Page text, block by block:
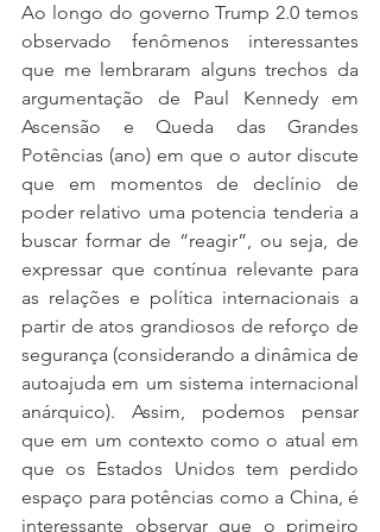
Ao longo do governo Trump 2.0 temos
observado fenômenos interessantes
que me lembraram alguns trechos da
argumentação de Paul Kennedy em
Ascensão e Queda das Grandes
Potências (ano) em que o autor discute
que em momentos de declínio de
poder relativo uma potencia tenderia a
buscar formar de “reagir”, ou seja, de
expressar que contínua relevante para
as relações e política internacionais a
partir de atos grandiosos de reforço de
segurança (considerando a dinâmica de
autoajuda em um sistema internacional
anárquico). Assim, podemos pensar
que em um contexto como o atual em
que os Estados Unidos tem perdido
espaço para potências como a China, é
interessante observar que o primeiro